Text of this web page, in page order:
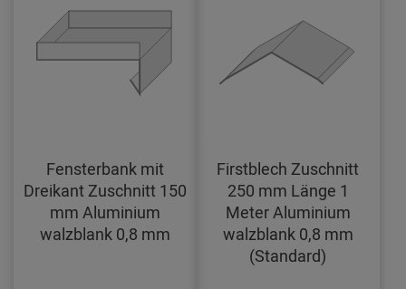
Fensterbank mit
Dreikant Zuschnitt 150
mm Aluminium
walzblank 0,8 mm
Firstblech Zuschnitt
250 mm Länge 1
Meter Aluminium
walzblank 0,8 mm
(Standard)